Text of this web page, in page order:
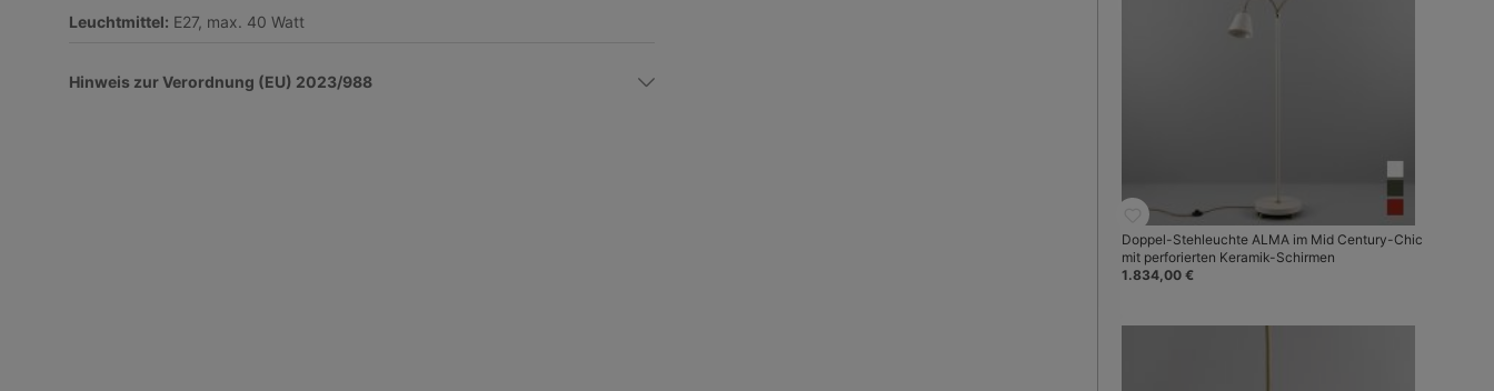
Leuchtmittel: E27, max. 40 Watt
Hinweis zur Verordnung (EU) 2023/988
Doppel-Stehleuchte ALMA im Mid Century-Chic
mit perforierten Keramik-Schirmen
1.834,00 €